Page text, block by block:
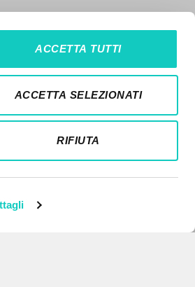
ACCETTA TUTTI
ACCETTA SELEZIONATI
RIFIUTA